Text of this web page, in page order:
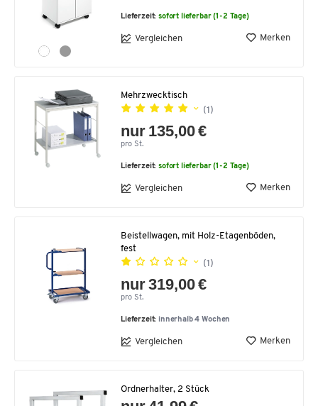
Lieferzeit:sofort lieferbar (1-2 Tage)
Vergleichen Merken
Mehrzwecktisch
(1)
nur 135,00 €
pro St.
Lieferzeit:sofort lieferbar (1-2 Tage)
Vergleichen Merken
Beistellwagen, mit Holz-Etagenböden,
fest
(1)
nur 319,00 €
pro St.
Lieferzeit: innerhalb 4 Wochen
Vergleichen Merken
Ordnerhalter, 2 Stück